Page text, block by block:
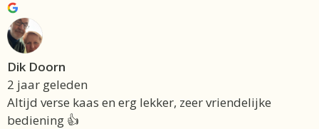
Dik Doorn
2 jaar geleden
Altijd verse kaas en erg lekker, zeer vriendelijke
bediening 👍